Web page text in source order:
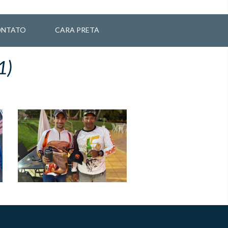
CARA PRETA